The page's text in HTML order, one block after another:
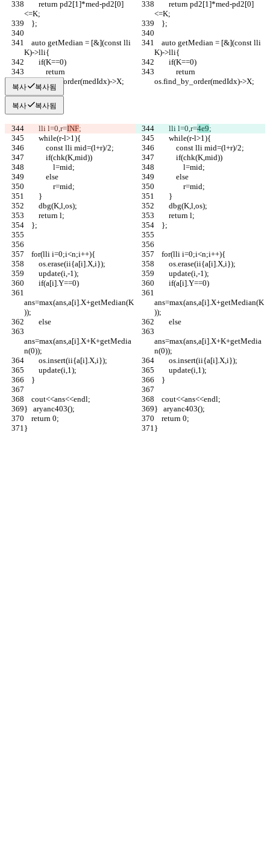
<=K;
<=K;
    };
    };
K)->lli{
K)->lli{
        if(K==0)
        if(K==0)
os.find_by_order(medIdx)->X;
os.find_by_order(medIdx)->X;
복사 복사됨
복사 복사됨
        lli l=0,r=
INF;
        lli l=0,r=
4e9;
        while(r-l>1){
        while(r-l>1){
            const lli mid=(l+r)/2;
            const lli mid=(l+r)/2;
            if(chk(K,mid))
            if(chk(K,mid))
                l=mid;
                l=mid;
            else
            else
                r=mid;
                r=mid;
        }
        }
        dbg(K,l,os);
        dbg(K,l,os);
        return l;
        return l;
    };
    };
    for(lli i=0;i<n;i++){
    for(lli i=0;i<n;i++){
        os.erase(ii{a[i].X,i});
        os.erase(ii{a[i].X,i});
        update(i,-1);
        update(i,-1);
        if(a[i].Y==0)
        if(a[i].Y==0)
ans=max(ans,a[i].X+getMedian(K
));
ans=max(ans,a[i].X+getMedian(K
));
        else
        else
ans=max(ans,a[i].X+K+getMedia
n(0));
ans=max(ans,a[i].X+K+getMedia
n(0));
        os.insert(ii{a[i].X,i});
        os.insert(ii{a[i].X,i});
        update(i,1);
        update(i,1);
    }
    }
    cout<<ans<<endl;
    cout<<ans<<endl;
}   aryanc403();
}   aryanc403();
    return 0;
    return 0;
}
}